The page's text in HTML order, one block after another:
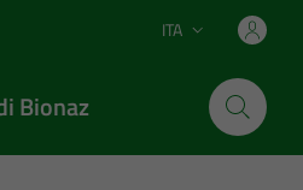
Lingua attiva:
ITA
Bionaz